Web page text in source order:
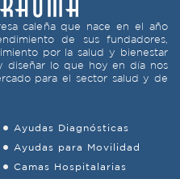
caleña que nace en el año
de sus fundadores,
por la salud y bienestar
diseñar lo que hoy en día nos
para el sector salud y de
Ayudas Diagnósticas
Ayudas para Movilidad
Camas Hospitalarias